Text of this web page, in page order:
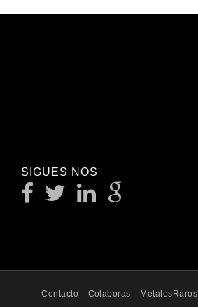
SIGUES NOS
Contacto Colaboras MetalesRaros